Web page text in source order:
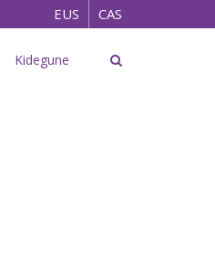
EUS CAS
Kidegune